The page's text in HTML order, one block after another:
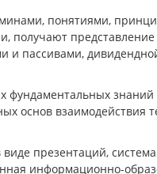
понятиями,
получают
и пассивами,
фундаментальных знаний
основ взаимодействия
презентаций, система
информационно-